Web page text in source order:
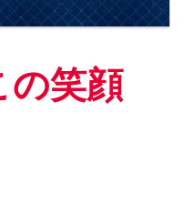
の笑顔